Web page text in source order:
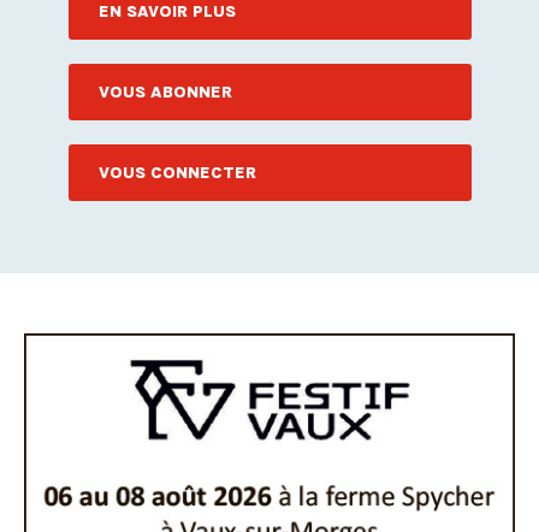
EN SAVOIR PLUS
VOUS ABONNER
VOUS CONNECTER